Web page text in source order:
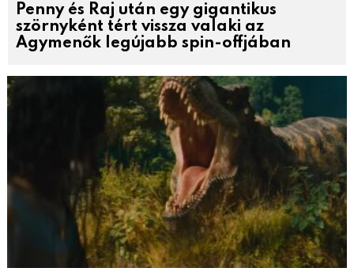
Penny és Raj után egy gigantikus
szörnyként tért vissza valaki az
Agymenők legújabb spin-offjában